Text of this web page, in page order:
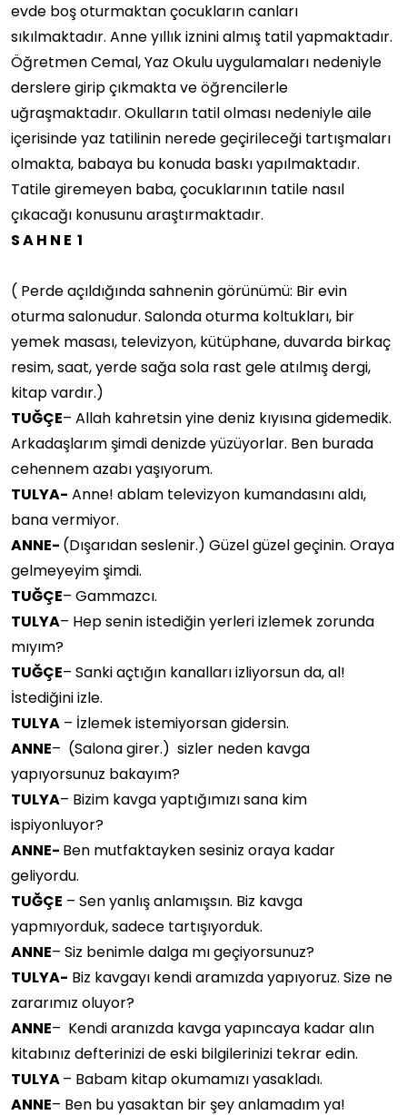
evde boş oturmaktan çocukların canları
sıkılmaktadır. Anne yıllık iznini almış tatil yapmaktadır.
Öğretmen Cemal, Yaz Okulu uygulamaları nedeniyle
derslere girip çıkmakta ve öğrencilerle
uğraşmaktadır. Okulların tatil olması nedeniyle aile
içerisinde yaz tatilinin nerede geçirileceği tartışmaları
olmakta, babaya bu konuda baskı yapılmaktadır.
Tatile giremeyen baba, çocuklarının tatile nasıl
çıkacağı konusunu araştırmaktadır.
S A H N E 1
( Perde açıldığında sahnenin görünümü: Bir evin
oturma salonudur. Salonda oturma koltukları, bir
yemek masası, televizyon, kütüphane, duvarda birkaç
resim, saat, yerde sağa sola rast gele atılmış dergi,
kitap vardır.)
TUĞÇE– Allah kahretsin yine deniz kıyısına gidemedik.
Arkadaşlarım şimdi denizde yüzüyorlar. Ben burada
cehennem azabı yaşıyorum.
TULYA- Anne! ablam televizyon kumandasını aldı,
bana vermiyor.
ANNE- (Dışarıdan seslenir.) Güzel güzel geçinin. Oraya
gelmeyeyim şimdi.
TUĞÇE– Gammazcı.
TULYA– Hep senin istediğin yerleri izlemek zorunda
mıyım?
TUĞÇE– Sanki açtığın kanalları izliyorsun da, al!
İstediğini izle.
TULYA – İzlemek istemiyorsan gidersin.
ANNE– (Salona girer.) sizler neden kavga
yapıyorsunuz bakayım?
TULYA– Bizim kavga yaptığımızı sana kim
ispiyonluyor?
ANNE- Ben mutfaktayken sesiniz oraya kadar
geliyordu.
TUĞÇE – Sen yanlış anlamışsın. Biz kavga
yapmıyorduk, sadece tartışıyorduk.
ANNE– Siz benimle dalga mı geçiyorsunuz?
TULYA- Biz kavgayı kendi aramızda yapıyoruz. Size ne
zararımız oluyor?
ANNE– Kendi aranızda kavga yapıncaya kadar alın
kitabınız defterinizi de eski bilgilerinizi tekrar edin.
TULYA– Babam kitap okumamızı yasakladı.
ANNE– Ben bu yasaktan bir şey anlamadım ya!